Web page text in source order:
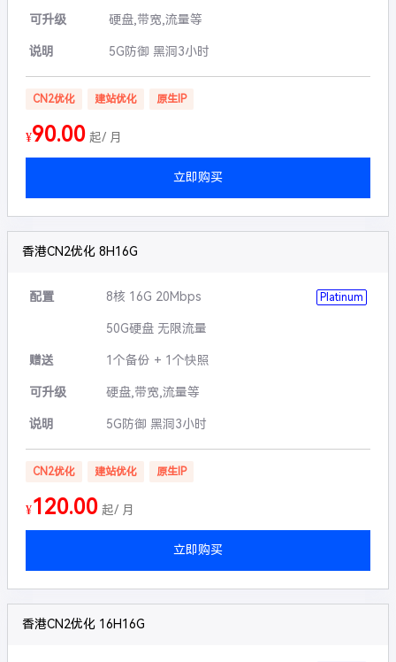
可升级 硬盘,带宽,流量等
说明 5G防御 黑洞3小时
CN2优化 建站优化 原生IP
¥90.00 起/ 月
立即购买
香港CN2优化 8H16G
配置 8核 16G 20Mbps Platinum
50G硬盘 无限流量
赠送 1个备份 + 1个快照
可升级 硬盘,带宽,流量等
说明 5G防御 黑洞3小时
CN2优化 建站优化 原生IP
¥120.00 起/ 月
立即购买
香港CN2优化 16H16G